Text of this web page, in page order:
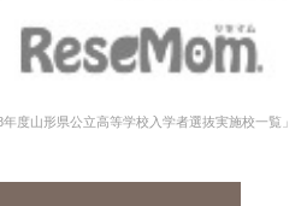
度山形県公立高等学校入学者選抜実施校一覧」